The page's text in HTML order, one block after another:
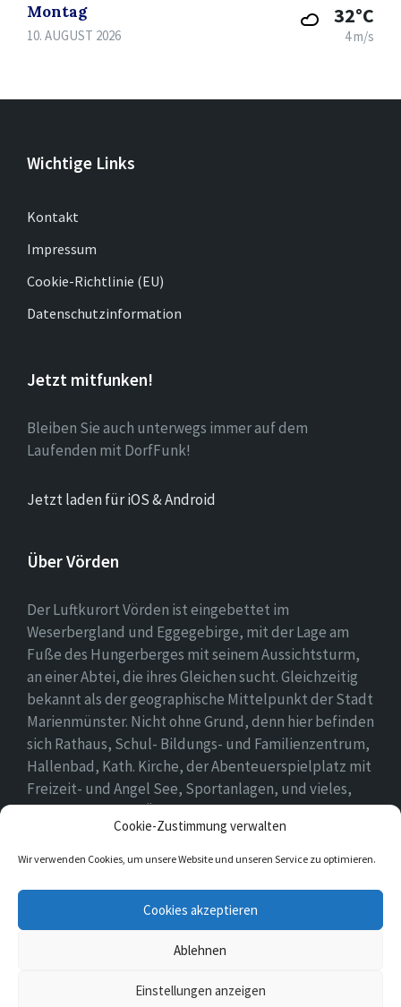
Cookie-Zustimmung verwalten
Wir verwenden Cookies, um unsere Website und unseren Service zu optimieren.
Cookies akzeptieren
Ablehnen
Einstellungen anzeigen
Montag
10. AUGUST 2026
32°C
4 m/s
Wichtige Links
Kontakt
Impressum
Cookie-Richtlinie (EU)
Datenschutzinformation
Jetzt mitfunken!
Bleiben Sie auch unterwegs immer auf dem
Laufenden mit DorfFunk!
Jetzt laden für iOS & Android
Über Vörden
Der Luftkurort Vörden ist eingebettet im
Weserbergland und Eggegebirge, mit der Lage am
Fuße des Hungerberges mit seinem Aussichtsturm,
an einer Abtei, die ihres Gleichen sucht. Gleichzeitig
bekannt als der geographische Mittelpunkt der Stadt
Marienmünster. Nicht ohne Grund, denn hier befinden
sich Rathaus, Schul- Bildungs- und Familienzentrum,
Hallenbad, Kath. Kirche, der Abenteuerspielplatz mit
Freizeit- und Angel See, Sportanlagen, und vieles,
vieles mehr. Einen Überblick findet ihr hier auf
unserer Webseite..